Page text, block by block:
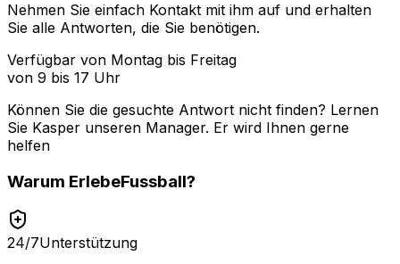
Nehmen Sie einfach Kontakt mit ihm auf und erhalten
Sie alle Antworten, die Sie benötigen.
Verfügbar von Montag bis Freitag
von 9 bis 17 Uhr
Können Sie die gesuchte Antwort nicht finden? Lernen
Sie Kasper unseren Manager. Er wird Ihnen gerne
helfen
Warum ErlebeFussball?
24/7Unterstützung